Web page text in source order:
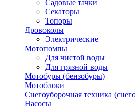
Садовые тачки
Секаторы
Топоры
Дровоколы
Электрические
Мотопомпы
Для чистой воды
Для грязной воды
Мотобуры (бензобуры)
Мотоблоки
Снегоуборочная техника
Насосы